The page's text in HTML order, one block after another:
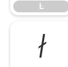
Ŀ
ł